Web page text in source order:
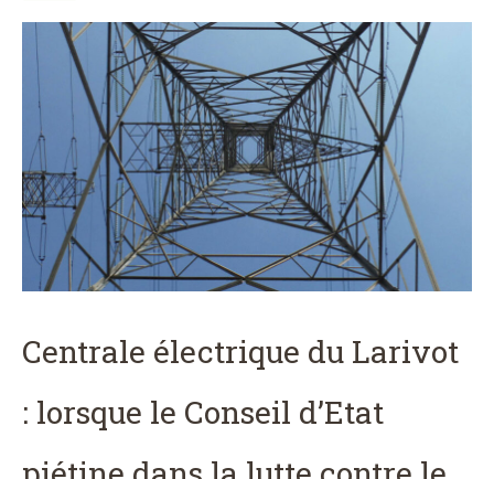
Centrale électrique du Larivot
: lorsque le Conseil d’Etat